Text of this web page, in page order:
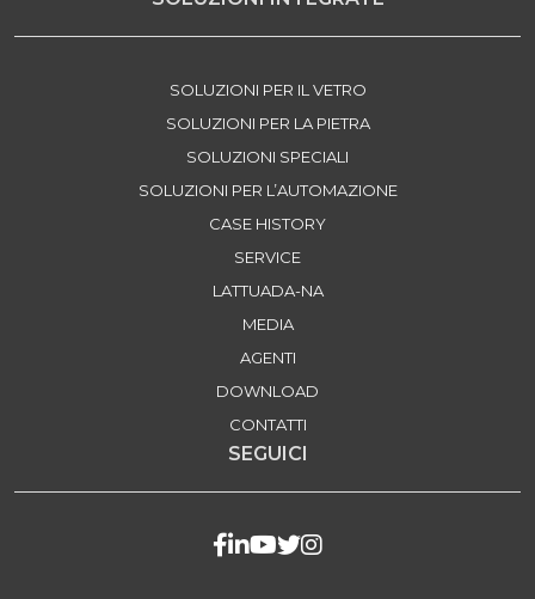
SOLUZIONI PER IL VETRO
SOLUZIONI PER LA PIETRA
SOLUZIONI SPECIALI
SOLUZIONI PER L’AUTOMAZIONE
CASE HISTORY
SERVICE
LATTUADA-NA
MEDIA
AGENTI
DOWNLOAD
CONTATTI
SEGUICI